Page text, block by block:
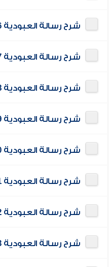
شرح رسالة العبودية 016
شرح رسالة العبودية 017
شرح رسالة العبودية 018
شرح رسالة العبودية 019
شرح رسالة العبودية 020
شرح رسالة العبودية 021
شرح رسالة العبودية 022
شرح رسالة العبودية 023